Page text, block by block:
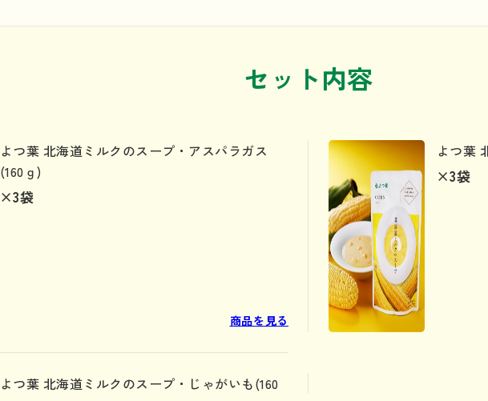
セット内容
よつ葉 北海道ミルクのスープ・アスパラガス
(160ｇ)
×3袋
商品を見る
よつ葉
×3袋
よつ葉 北海道ミルクのスープ・じゃがいも(160